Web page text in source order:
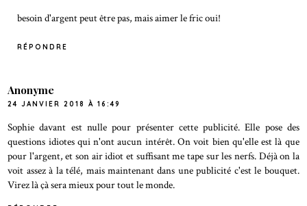
besoin d'argent peut être pas, mais aimer le fric oui!
RÉPONDRE
Anonyme
24 JANVIER 2018 À 16:49
Sophie davant est nulle pour présenter cette publicité. Elle pose des
questions idiotes qui n'ont aucun intérêt. On voit bien qu'elle est là que
pour l'argent, et son air idiot et suffisant me tape sur les nerfs. Déjà on la
voit assez à la télé, mais maintenant dans une publicité c'est le bouquet.
Virez là çà sera mieux pour tout le monde.